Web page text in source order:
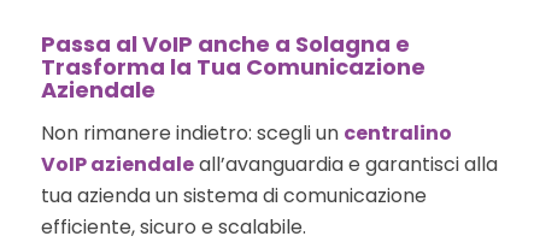
Passa al VoIP anche a Solagna e
Trasforma la Tua Comunicazione
Aziendale
Non rimanere indietro: scegli un centralino
VoIP aziendaleall’avanguardia e garantisci alla
tua azienda un sistema di comunicazione
efficiente, sicuro e scalabile.